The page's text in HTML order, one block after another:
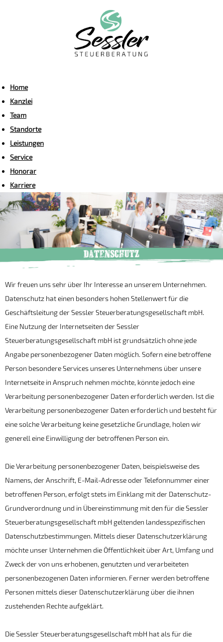
Home
Kanzlei
Team
Standorte
Leistungen
Service
Honorar
Karriere
Wir freuen uns sehr über Ihr Interesse an unserem Unternehmen.
Datenschutz hat einen besonders hohen Stellenwert für die
Geschäftsleitung der Sessler Steuerberatungsgesellschaft mbH.
Eine Nutzung der Internetseiten der Sessler
Steuerberatungsgesellschaft mbH ist grundsätzlich ohne jede
Angabe personenbezogener Daten möglich. Sofern eine betroffene
Person besondere Services unseres Unternehmens über unsere
Internetseite in Anspruch nehmen möchte, könnte jedoch eine
Verarbeitung personenbezogener Daten erforderlich werden. Ist die
Verarbeitung personenbezogener Daten erforderlich und besteht für
eine solche Verarbeitung keine gesetzliche Grundlage, holen wir
generell eine Einwilligung der betroffenen Person ein.
Die Verarbeitung personenbezogener Daten, beispielsweise des
Namens, der Anschrift, E-Mail-Adresse oder Telefonnummer einer
betroffenen Person, erfolgt stets im Einklang mit der Datenschutz-
Grundverordnung und in Übereinstimmung mit den für die Sessler
Steuerberatungsgesellschaft mbH geltenden landesspezifischen
Datenschutzbestimmungen. Mittels dieser Datenschutzerklärung
möchte unser Unternehmen die Öffentlichkeit über Art, Umfang und
Zweck der von uns erhobenen, genutzten und verarbeiteten
personenbezogenen Daten informieren. Ferner werden betroffene
Personen mittels dieser Datenschutzerklärung über die ihnen
zustehenden Rechte aufgeklärt.
Die Sessler Steuerberatungsgesellschaft mbH hat als für die